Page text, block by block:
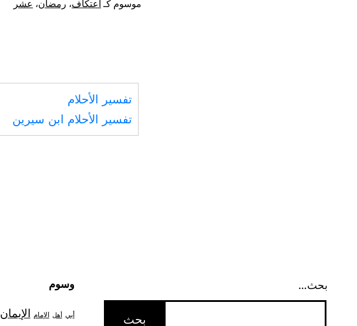
موسوم كـ اعتكاف، رمضان، عشر
تفسير الأحلام
تفسير الأحلام ابن سيرين
بحث… وسوم
أبي أهل الإمام الإيمان